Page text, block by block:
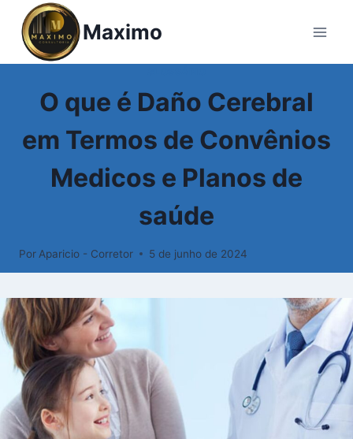
Pular
para
Maximo
O que é Daño Cerebral
em Termos de Convênios
Medicos e Planos de
saúde
Por Aparicio - Corretor 5 de junho de 2024